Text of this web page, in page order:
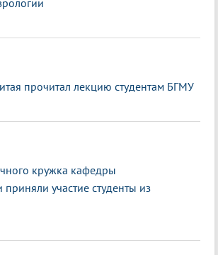
прочитал лекцию студентам БГМУ
кружка кафедры
участие студенты из